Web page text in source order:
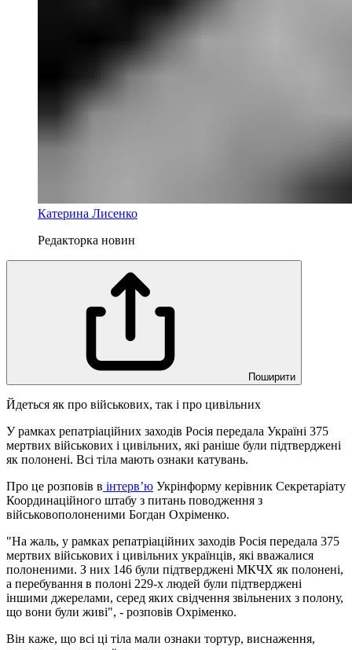
Катерина Лисенко
Редакторка новин
Поширити
Йдеться як про військових, так і про цивільних
У рамках репатріаційних заходів Росія передала Україні 375
мертвих військових і цивільних, які раніше були підтверджені
як полонені. Всі тіла мають ознаки катувань.
Про це розповів в інтерв’ю Укрінформу керівник Секретаріату
Координаційного штабу з питань поводження з
військовополоненими Богдан Охріменко.
"На жаль, у рамках репатріаційних заходів Росія передала 375
мертвих військових і цивільних українців, які вважалися
полоненими. З них 146 були підтверджені МКЧХ як полонені,
а перебування в полоні 229-х людей були підтверджені
іншими джерелами, серед яких свідчення звільнених з полону,
що вони були живі", - розповів Охріменко.
Він каже, що всі ці тіла мали ознаки тортур, виснаження,